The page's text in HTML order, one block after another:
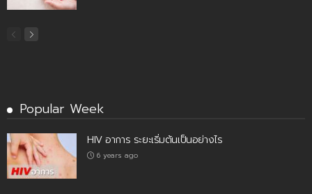
Popular Week
HIV อาการ ระยะเริ่มต้นเป็นอย่างไร
6 years ago